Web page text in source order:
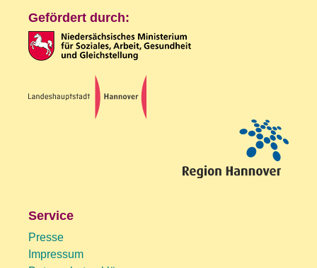
Gefördert durch:
Service
Presse
Impressum